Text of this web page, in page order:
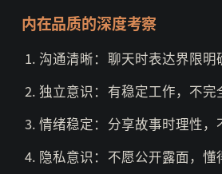
内在品质的深度考察
沟通清晰：聊天时表达界限明
独立意识：有稳定工作，不完
情绪稳定：分享故事时理性，
隐私意识：不愿公开露面，懂